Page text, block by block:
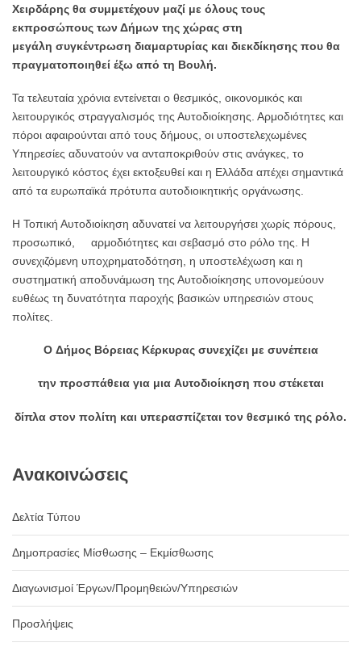
Χειρδάρης θα συμμετέχουν μαζί με όλους τους
εκπροσώπους των Δήμων της χώρας στη
μεγάλη συγκέντρωση διαμαρτυρίας και διεκδίκησης που θα
πραγματοποιηθεί έξω από τη Βουλή.
Τα τελευταία χρόνια εντείνεται ο θεσμικός, οικονομικός και
λειτουργικός στραγγαλισμός της Αυτοδιοίκησης. Αρμοδιότητες και
πόροι αφαιρούνται από τους δήμους, οι υποστελεχωμένες
Υπηρεσίες αδυνατούν να ανταποκριθούν στις ανάγκες, το
λειτουργικό κόστος έχει εκτοξευθεί και η Ελλάδα απέχει σημαντικά
από τα ευρωπαϊκά πρότυπα αυτοδιοικητικής οργάνωσης.
Η Τοπική Αυτοδιοίκηση αδυνατεί να λειτουργήσει χωρίς πόρους,
προσωπικό, αρμοδιότητες και σεβασμό στο ρόλο της. Η
συνεχιζόμενη υποχρηματοδότηση, η υποστελέχωση και η
συστηματική αποδυνάμωση της Αυτοδιοίκησης υπονομεύουν
ευθέως τη δυνατότητα παροχής βασικών υπηρεσιών στους
πολίτες.
Ο Δήμος Βόρειας Κέρκυρας συνεχίζει με συνέπεια
την προσπάθεια για μια Αυτοδιοίκηση που στέκεται
δίπλα στον πολίτη και υπερασπίζεται τον θεσμικό της ρόλο.
Ανακοινώσεις
Δελτία Τύπου
Δημοπρασίες Μίσθωσης – Εκμίσθωσης
Διαγωνισμοί Έργων/Προμηθειών/Υπηρεσιών
Προσλήψεις